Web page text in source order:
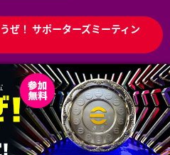
ぜ！ サポーターズミーティン